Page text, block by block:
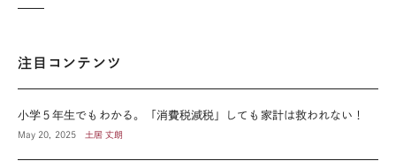
注目コンテンツ
小学５年生でもわかる。「消費税減税」しても家計は救われない！
May 20, 2025 土居 丈朗